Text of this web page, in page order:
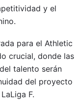
y el
para el Athletic
crucial, donde las
talento serán
del proyecto
F.